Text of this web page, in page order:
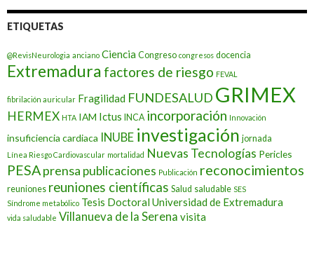
ETIQUETAS
@RevisNeurologia anciano Ciencia Congreso congresos docencia
Extremadura factores de riesgo FEVAL
fibrilación auricular Fragilidad FUNDESALUD GRIMEX
HERMEX HTA IAM Ictus INCA incorporación Innovación
insuficiencia cardiaca INUBE investigación jornada
Línea Riesgo Cardiovascular mortalidad Nuevas Tecnologías Pericles
PESAprensa publicaciones Publicación reconocimientos
reuniones reuniones científicas Salud saludable SES
Síndrome metabólico Tesis Doctoral Universidad de Extremadura
vida saludable Villanueva de la Serena visita